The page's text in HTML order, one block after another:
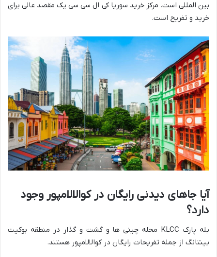
بین المللی است. مرکز خرید سوریا کی ال سی سی یک مقصد عالی برای
خرید و تفریح است.
آیا جاهای دیدنی رایگان در کوالالامپور وجود
دارد؟
بله پارک KLCC محله چینی ها و گشت و گذار در منطقه بوکیت
بینتانگ از جمله تفریحات رایگان در کوالالامپور هستند.